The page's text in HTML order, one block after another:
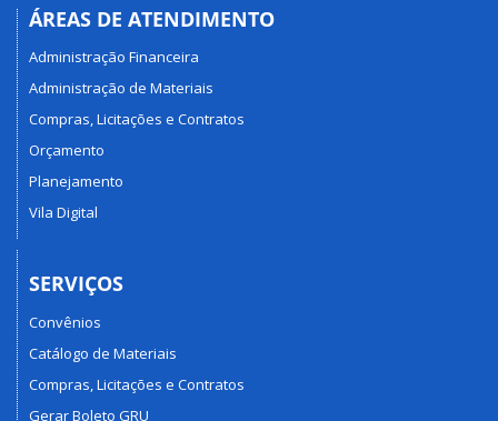
ÁREAS DE ATENDIMENTO
Administração Financeira
Administração de Materiais
Compras, Licitações e Contratos
Orçamento
Planejamento
Vila Digital
SERVIÇOS
Convênios
Catálogo de Materiais
Compras, Licitações e Contratos
Gerar Boleto GRU